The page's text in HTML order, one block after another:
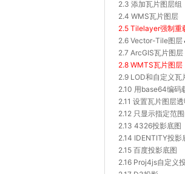
2.3 添加瓦片图层组
2.4 WMS瓦片图层
2.5 Tilelayer强制重
2.6 Vector-Tile图层
2.7 ArcGIS瓦片图层
2.8 WMTS瓦片图层
2.9 LOD和自定义瓦
2.10 用base64编码
2.11 设置瓦片图层
2.12 只显示指定范
2.13 4326投影底图
2.14 IDENTITY投影
2.15 百度投影底图
2.16 Proj4js自定义